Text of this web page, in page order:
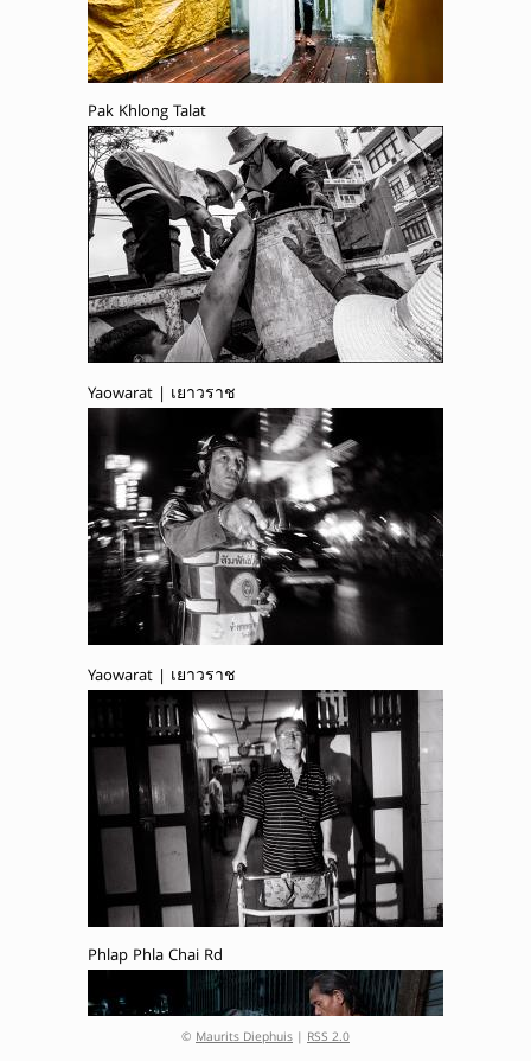
Pak Khlong Talat
Yaowarat | เยาวราช
Yaowarat | เยาวราช
Phlap Phla Chai Rd
© Maurits Diephuis | RSS 2.0